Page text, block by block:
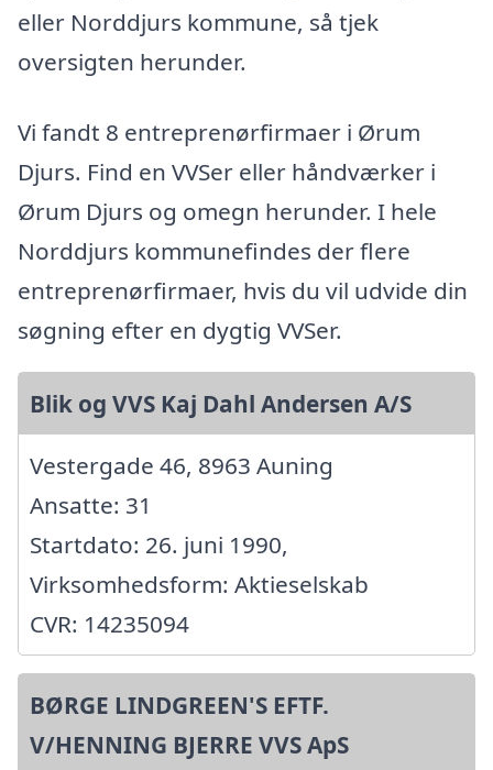
eller Norddjurs kommune, så tjek
oversigten herunder.
Vi fandt 8 entreprenørfirmaer i Ørum
Djurs. Find en VVSer eller håndværker i
Ørum Djurs og omegn herunder. I hele
Norddjurs kommunefindes der flere
entreprenørfirmaer, hvis du vil udvide din
søgning efter en dygtig VVSer.
Blik og VVS Kaj Dahl Andersen A/S
Vestergade 46, 8963 Auning
Ansatte: 31
Startdato: 26. juni 1990,
Virksomhedsform: Aktieselskab
CVR: 14235094
BØRGE LINDGREEN'S EFTF.
V/HENNING BJERRE VVS ApS